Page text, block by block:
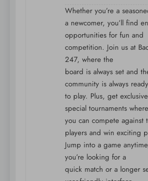
Whether you’re a
a newcomer, you’ll find
opportunities for fun and
competition. Join us at
247, where the
board is always set and
community is always ready
to play. Plus, get
special tournaments where
you can compete against
players and win exciting
Jump into a game
you’re looking for a
quick match or a longer